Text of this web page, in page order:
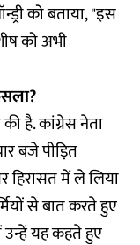
को बताया, "इस
को अभी
है. कांग्रेस नेता
बजे पीड़ित
हिरासत में ले लिया
से बात करते हुए
उन्हें यह कहते हुए